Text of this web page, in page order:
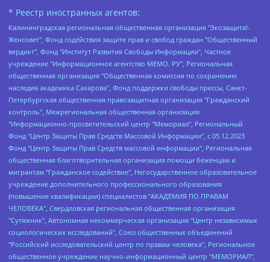
* Реестр иностранных агентов:
Калининградская региональная общественная организация "Экозащита!-Женсовет", Фонд содействия защите прав и свобод граждан "Общественный вердикт", Фонд "Институт Развития Свободы Информации", Частное учреждение "Информационное агентство МЕМО. РУ", Региональная общественная организация "Общественная комиссия по сохранению наследия академика Сахарова", Фонд поддержки свободы прессы, Санкт-Петербургская общественная правозащитная организация "Гражданский контроль", Межрегиональная общественная организация "Информационно-просветительский центр "Мемориал", Региональный Фонд "Центр Защиты Прав Средств Массовой Информации", с 05.12.2023 Фонд "Центр Защиты Прав Средств массовой информации", Региональная общественная благотворительная организация помощи беженцам и мигрантам "Гражданское содействие", Негосударственное образовательное учреждение дополнительного профессионального образования (повышение квалификации) специалистов "АКАДЕМИЯ ПО ПРАВАМ ЧЕЛОВЕКА", Свердловская региональная общественная организация "Сутяжник", Автономная некоммерческая организация "Центр независимых социологических исследований", Союз общественных объединений "Российский исследовательский центр по правам человека", Региональное общественное учреждение научно-информационный центр "МЕМОРИАЛ", Некоммерческая организация "Фонд защиты гласности", Автономная некоммерческая организация "Институт прав человека", Городская общественная организация "Екатеринбургское общество "МЕМОРИАЛ", Городская общественная организация "Рязанское историко-просветительское и правозащитное общество "Мемориал" (Рязанский Мемориал), Челябинский региональный орган общественной самодеятельности – женское общественное объединение "Женщины Евразии", Челябинский региональный орган общественной самодеятельности "Уральская правозащитная группа", Фонд содействия защите здоровья и социальной справедливости имени Андрея Рылькова, Автономная Некоммерческая Организация "Аналитический Центр Юрия Левады", Автономная некоммерческая организация социальной поддержки населения "Проект Апрель", Региональная общественная организация помощи женщинам и детям, находящимся в кризисной ситуации "Информационно-методический центр "Анна", Фонд содействия развитию массовых коммуникаций и правовому просвещению "Так-так-Так", Фонд содействия устойчивому развитию "Серебряная тайга", Свердловский региональный общественный фонд социальных проектов "Новое время", "Idel.Реалии", Кавказ.Реалии, Крым.Реалии, Телеканал Настоящее Время, Татаро-башкирская служба Радио Свобода (Azatliq Radiosi), Радио Свободная Европа/Радио Свобода (PCE/PC), "Сибирь.Реалии", "Фактограф", Благотворительный фонд помощи осужденным и их семьям, Автономная некоммерческая организация "Институт глобализации и социальных движений", Фонд "В защиту прав заключенных", Частное учреждение "Центр поддержки и содействия развитию средств массовой информации", Пензенский региональный общественный благотворительный фонд "Гражданский союз", "Север.Реалии", Некоммерческая организация Фонд "Правовая инициатива", Общество с ограниченной ответственностью "Радио Свободная Европа/Радио Свобода", Чешское информационное агентство "MEDIUM-ORIENT", Красноярская региональная общественная организация "Мы против СПИДа", Камалягин Денис Николаевич, Маркелов Сергей Евгеньевич, Пономарев Лев Александрович, Савицкая Людмила Алексеевна, Автономная некоммерческая организация "Центр по работе с проблемой насилия "НАСИЛИЮ.НЕТ", Межрегиональный профессиональный союз работников здравоохранения "Альянс врачей", Юридическое лицо, зарегистрированное в Латвийской Республике, SIA "Medusa Project" (регистрационный номер 40103797863, дата регистрации 10.06.2014), Некоммерческая организация "Фонд по борьбе с коррупцией", Автономная некоммерческая организация "Институт права и публичной политики", Баданин Роман Сергеевич, Гликин Максим Александрович, Железнова Мария Михайловна, Лукьянова Юлия Сергеевна, Маетная Елизавета Витальевна, Маняхин Петр Борисович, Чуракова Ольга Владимировна, Ярош Юлия Петровна, Юридическое лицо "The Insider SIA", зарегистрированное в Риге, Латвийская Республика (дата регистрации 26.06.2015), являющееся администратором доменного имени интернет-издания "The Insider SIA", https://theins.ru, Постернак Алексей Евгеньевич, Рубин Михаил Аркадьевич, Анин Роман Александрович, Юридическое лицо Istories fonds, зарегистрированное в Латвийской Республике (регистрационный номер 50008295751, дата регистрации 24.02.2020), Великовский Дмитрий Александрович, Долинина Ирина Николаевна, Мароховская Алеся Алексеевна, Шлейнов Роман Юрьевич, Шмагун Олеся Валентиновна, Общество с ограниченной ответственностью "Альтаир 2021", Общество с ограниченной ответственностью "Вега 2021", Общество с ограниченной ответственностью "Главный редактор 2021", Общество с ограниченной ответственностью "Ромашки монолит", Важенков Артем Валерьевич, Ивановская областная общественная организация "Центр гендерных исследований", Гурман Юрий Альбертович, Медиапроект "ОВД-Инфо", Егоров Владимир Владимирович, Жилинский Владимир Александрович, Общество с ограниченной ответственностью "ЗП", Иванова София Юрьевна, Карезина Инна Павловна, Кильтау Екатерина Викторовна, Петров Алексей Викторович, Пискунов Сергей Евгеньевич, Смирнов Сергей Сергеевич, Тихонов Михаил Сергеевич, Общество с ограниченной ответственностью "ЖУРНАЛИСТ-ИНОСТРАННЫЙ АГЕНТ", Арапова Галина Юрьевна, Вольтская Татьяна Анатольевна, Американская компания "Mason G.E.S. Anonymous Foundation" (США), являющаяся владельцем интернет-издания https://mnews.world/, Компания "Stichting Bellingcat", зарегистрированная в Нидерландах (дата регистрации 11.07.2018), Захаров Андрей Вячеславович, Клепиковская Екатерина Дмитриевна, Общество с ограниченной ответственностью "МЕМО", Перл Роман Александрович, Симонов Евгений Алексеевич, Соловьева Елена Анатольевна, Сотников Даниил Владимирович, Сурначева Елизавета Дмитриевна, Автономная некоммерческая организация по защите прав человека и информированию населения "Якутия – Наше Мнение", Общество с ограниченной ответственностью "Москоу диджитал медиа", с 26.01.2023 Общество с ограниченной ответственностью "Чайка Белые сады", Ветошкина Валерия Валерьевна, Заговора Максим Александрович, Межрегиональное общественное движение "Российская ЛГБТ - сеть", Оленичев Максим Владимирович, Павлов Иван Юрьевич, Скворцова Елена Сергеевна, Общество с ограниченной ответственностью "Как бы инагент", Кочетков Игорь Викторович, Общество с ограниченной ответственностью "Честные выборы", Еланчик Олег Александрович, Общество с ограниченной ответственностью "Нобелевский призыв", Гималова Регина Эмилевна, Григорьев Андрей Валерьевич, Григорьева Алина Александровна, Ассоциация по содействию защите прав призывников, альтернативнослужащих и военнослужащих "Правозащитная группа "Гражданин.Армия.Право", Хисамова Регина Фаритовна, Автономная некоммерческая организация по реализации социально-правовых программ "Лилит", Дальневосточное общественное движение "Маяк", Санкт-Петербургская ЛГБТ-инициативная группа "Выход", Инициативная группа ЛГБТ+ "Реверс", Алексеев Андрей Викторович, Бекбулатова Таисия Львовна, Беляев Иван Михайлович, Владыкина Елена Сергеевна, Гельман Марат Александрович, Никульшина Вероника Юрьевна, Толоконникова Надежда Андреевна, Шендерович Виктор Анатольевич, Общество с ограниченной ответственностью "Данное сообщение", Общество с ограниченной ответственностью Издательский дом "Новая глава", Айнбиндер Александра Александровна, Московский комьюнити-центр для ЛГБТ+инициатив, Благотворительный фонд развития филантропии, Deutsche Welle (Германия, Kurt-Schumacher-Strasse 3, 53113 Bonn), Борзунова Мария Михайловна, Воробьев Виктор Викторович, Голубева Анна Львовна, Константинова Алла Михайловна, Малкова Ирина Владимировна, Мурадов Мурад Абдулгалимович, Осетинская Елизавета Николаевна, Понасенков Евгений Николаевич, Ганапольский Матвей Юрьевич, Киселев Евгений Алексеевич, Борухович Ирина Григорьевна, Дремин Иван Тимофеевич, Дубровский Дмитрий Викторович, Красноярская региональная общественная организация поддержки и развития альтернативных образовательных технологий и межкультурных коммуникаций "ИНТЕРРА", Маяковская Екатерина Алексеевна, Фейгин Марк Захарович, Филимонов Андрей Викторович, Дзугкоева Регина Николаевна, Доброхотов Роман Александрович, Дудь Юрий Александрович, Елкин Сергей Владимирович, Кругликов Кирилл Игоревич, Сабунаева Мария Леонидовна, Семенов Алексей Владимирович, Шаинян Карен Багратович, Шульман Екатерина Михайловна, Асафьев Артур Валерьевич, Вахштайн Виктор Семенович, Венедиктов Алексей Алексеевич, Лушникова Екатерина Евгеньевна, Волков Леонид Михайлович, Невзоров Александр Глебович, Пархоменко Сергей Борисович, Сироткин Ярослав Николаевич, Кара-Мурза Владимир Владимирович, Баранова Наталья Владимировна, Гозман Леонид Яковлевич, Кагарлицкий Борис Юльевич, Климарев Михаил Валерьевич, Милов Владимир Станиславович, Автономная некоммерческая организация Краснодарский центр современного искусства "Типография", Моргенштерн Алишер Тагирович, Соболь Любовь Эдуардовна, Общество с ограниченной ответственностью "ЛИЗА НОРМ", Каспаров Гарри Кимович, Ходорковский Михаил Борисович, Общество с ограниченной ответственностью "Апрельские тезисы", Данилович Ирина Брониславовна, Кашин Олег Владимирович, Петров Николай Владимирович, Пивоваров Алексей Владимирович, Соколов Михаил Владимирович, Цветкова Юлия Владимировна, Чичваркин Евгений Александрович, Комитет против пыток/Команда против пыток, Общество с ограниченной ответственностью "Первый научный", Общество с ограниченной ответственностью "Вертолет и ко", Белоцерковская Вероника Борисовна, Кац Максим Евгеньевич, Лазарева Татьяна Юрьевна, Шаведдинов Руслан Табризович, Яшин Илья Валерьевич, Общество с ограниченной ответственностью "Иноагент ААВ", Алешковский Дмитрий Петрович, Альбац Евгения Марковна, Быков Дмитрий Львович, Галямина Юлия Евгеньевна, Лойко Сергей Леонидович, Мартынов Кирилл Константинович, Медведев Сергей Александрович, Крашенинников Федор Геннадиевич, Гордеева Катерина Вл